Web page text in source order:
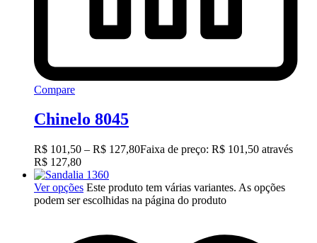
Compare
Chinelo 8045
R$ 101,50 – R$ 127,80Faixa de preço: R$ 101,50 através
R$ 127,80
Ver opções Este produto tem várias variantes. As opções
podem ser escolhidas na página do produto